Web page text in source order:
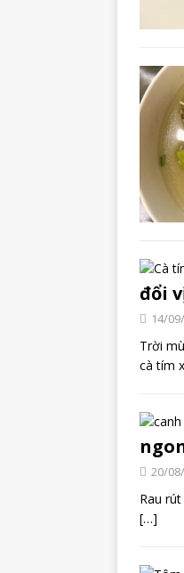
đổi
14/
Trời
cà tím
20/
Rau
[…]